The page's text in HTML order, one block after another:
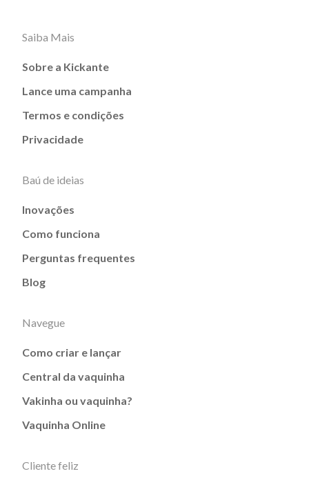
Saiba Mais
Sobre a Kickante
Lance uma campanha
Termos e condições
Privacidade
Baú de ideias
Inovações
Como funciona
Perguntas frequentes
Blog
Navegue
Como criar e lançar
Central da vaquinha
Vakinha ou vaquinha?
Vaquinha Online
Cliente feliz